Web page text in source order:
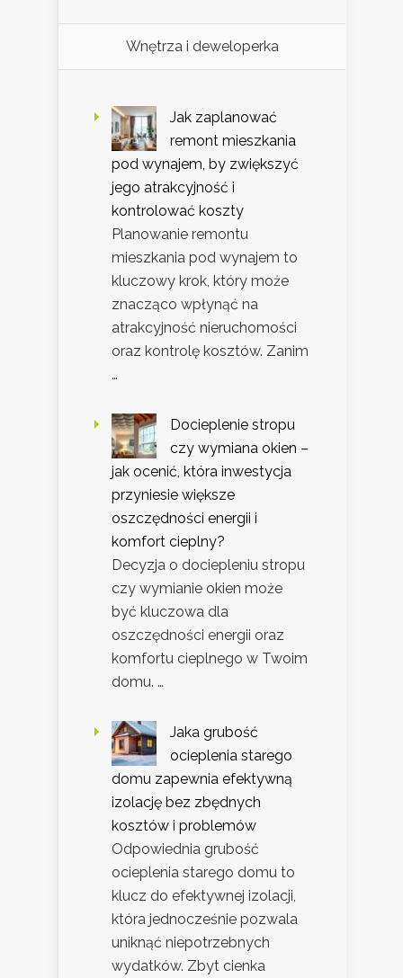
Wnętrza i deweloperka
Jak zaplanować
remont mieszkania
pod wynajem, by zwiększyć
jego atrakcyjność i
kontrolować koszty
Planowanie remontu
mieszkania pod wynajem to
kluczowy krok, który może
znacząco wpłynąć na
atrakcyjność nieruchomości
oraz kontrolę kosztów. Zanim
…
Docieplenie stropu
czy wymiana okien –
jak ocenić, która inwestycja
przyniesie większe
oszczędności energii i
komfort cieplny?
Decyzja o dociepleniu stropu
czy wymianie okien może
być kluczowa dla
oszczędności energii oraz
komfortu cieplnego w Twoim
domu. …
Jaka grubość
ocieplenia starego
domu zapewnia efektywną
izolację bez zbędnych
kosztów i problemów
Odpowiednia grubość
ocieplenia starego domu to
klucz do efektywnej izolacji,
która jednocześnie pozwala
uniknąć niepotrzebnych
wydatków. Zbyt cienka